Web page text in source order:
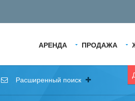
АРЕНДА ПРОДАЖА
Расширенный поиск